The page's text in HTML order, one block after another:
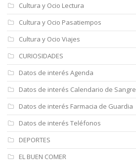
Cultura y Ocio Lectura
Cultura y Ocio Pasatiempos
Cultura y Ocio Viajes
CURIOSIDADES
Datos de interés Agenda
Datos de interés Calendario de Sangre
Datos de interés Farmacia de Guardia
Datos de interés Teléfonos
DEPORTES
EL BUEN COMER